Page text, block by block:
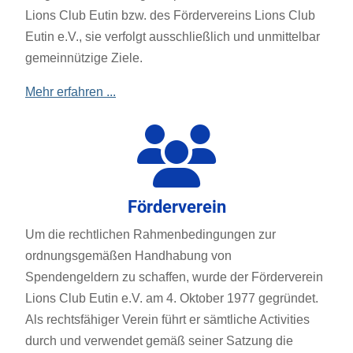
Lions Club Eutin bzw. des Fördervereins Lions Club
Eutin e.V., sie verfolgt ausschließlich und unmittelbar
gemeinnützige Ziele.
Mehr erfahren ...
Förderverein
Um die rechtlichen Rahmenbedingungen zur
ordnungsgemäßen Handhabung von
Spendengeldern zu schaffen, wurde der Förderverein
Lions Club Eutin e.V. am 4. Oktober 1977 gegründet.
Als rechtsfähiger Verein führt er sämtliche Activities
durch und verwendet gemäß seiner Satzung die